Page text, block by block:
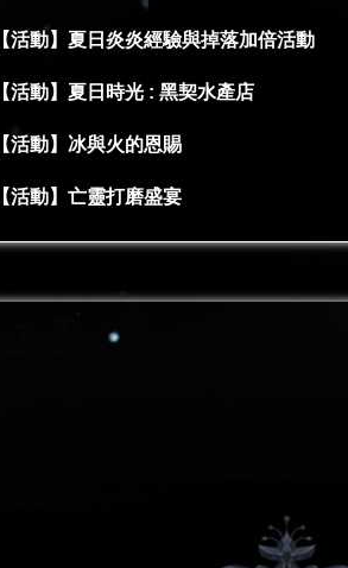
【活動】夏日炎炎經驗與掉落加倍活動
【活動】夏日時光 : 黑契水產店
【活動】冰與火的恩賜
【活動】亡靈打磨盛宴